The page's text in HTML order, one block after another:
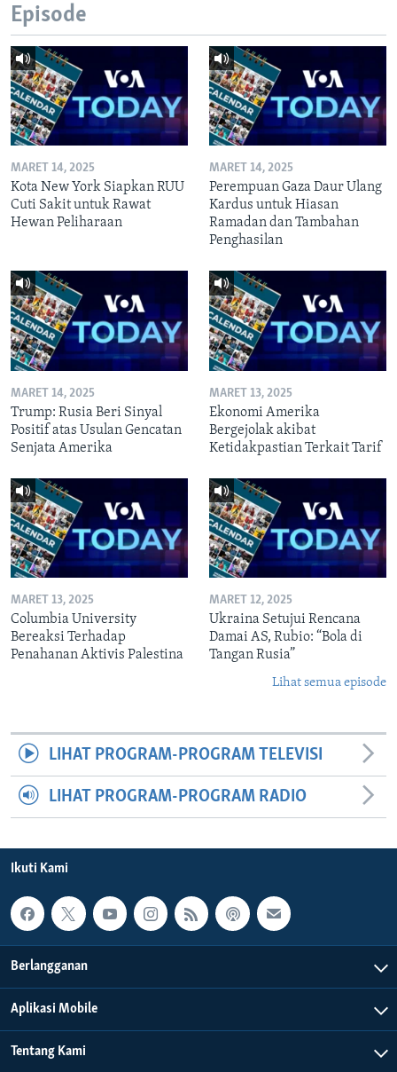
Episode
MARET 14, 2025
Kota New York Siapkan RUU
Cuti Sakit untuk Rawat
Hewan Peliharaan
MARET 14, 2025
Perempuan Gaza Daur Ulang
Kardus untuk Hiasan
Ramadan dan Tambahan
Penghasilan
MARET 14, 2025
Trump: Rusia Beri Sinyal
Positif atas Usulan Gencatan
Senjata Amerika
MARET 13, 2025
Ekonomi Amerika
Bergejolak akibat
Ketidakpastian Terkait Tarif
MARET 13, 2025
Columbia University
Bereaksi Terhadap
Penahanan Aktivis Palestina
MARET 12, 2025
Ukraina Setujui Rencana
Damai AS, Rubio: “Bola di
Tangan Rusia”
Lihat semua episode
LIHAT PROGRAM-PROGRAM TELEVISI
LIHAT PROGRAM-PROGRAM RADIO
Ikuti Kami
Berlangganan
Aplikasi Mobile
Tentang Kami